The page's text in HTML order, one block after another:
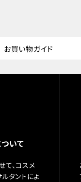
お買い物ガイド
いて
て、コスメ
タントによ